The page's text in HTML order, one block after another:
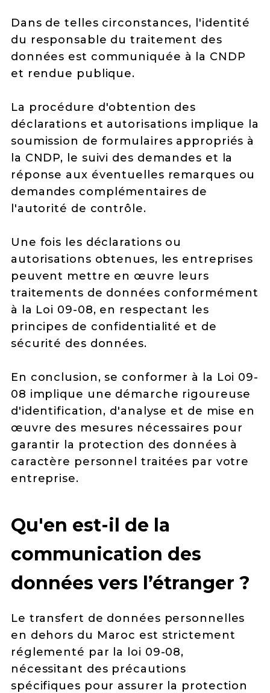
Dans de telles circonstances, l'identité
du responsable du traitement des
données est communiquée à la CNDP
et rendue publique.
La procédure d'obtention des
déclarations et autorisations implique la
soumission de formulaires appropriés à
la CNDP, le suivi des demandes et la
réponse aux éventuelles remarques ou
demandes complémentaires de
l'autorité de contrôle.
Une fois les déclarations ou
autorisations obtenues, les entreprises
peuvent mettre en œuvre leurs
traitements de données conformément
à la Loi 09-08, en respectant les
principes de confidentialité et de
sécurité des données.
En conclusion, se conformer à la Loi 09-
08 implique une démarche rigoureuse
d'identification, d'analyse et de mise en
œuvre des mesures nécessaires pour
garantir la protection des données à
caractère personnel traitées par votre
entreprise.
Qu'en est-il de la
communication des
données vers l’étranger ?
Le transfert de données personnelles
en dehors du Maroc est strictement
réglementé par la loi 09-08,
nécessitant des précautions
spécifiques pour assurer la protection